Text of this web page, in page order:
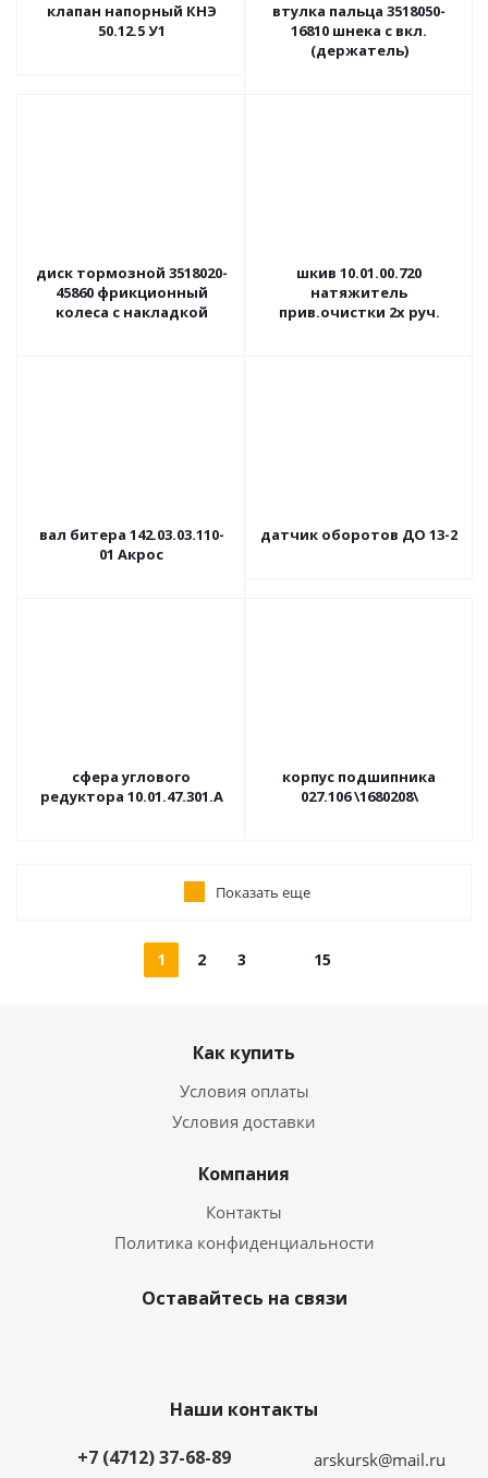
клапан напорный КНЭ
50.12.5 У1
втулка пальца 3518050-
16810 шнека с вкл.
(держатель)
диск тормозной 3518020-
45860 фрикционный
колеса с накладкой
шкив 10.01.00.720
натяжитель
прив.очистки 2х руч.
вал битера 142.03.03.110-
01 Акрос
датчик оборотов ДО 13-2
сфера углового
редуктора 10.01.47.301.А
корпус подшипника
027.106 \1680208\
Показать еще
1 2 3 15
Как купить
Условия оплаты
Условия доставки
Компания
Контакты
Политика конфиденциальности
Оставайтесь на связи
Наши контакты
+7 (4712) 37-68-89
arskursk@mail.ru